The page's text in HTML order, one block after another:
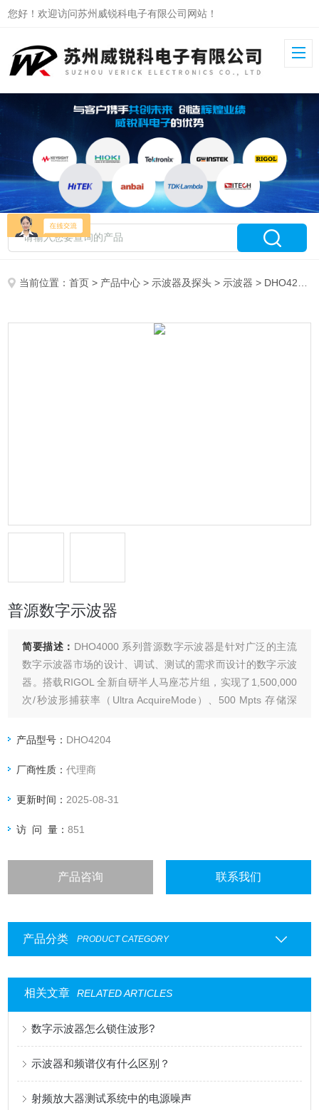
您好！欢迎访问苏州威锐科电子有限公司网站！
当前位置：首页 > 产品中心 > 示波器及探头 > 示波器 > DHO4204普源数字示波器
普源数字示波器
简要描述： DHO4000 系列普源数字示波器是针对广泛的主流
数字示波器市场的设计、调试、测试的需求而设计的数字示波
器。搭载RIGOL 全新自研半人马座芯片组，实现了1,500,000
次/秒波形捕获率（Ultra AcquireMode）、500 Mpts 存储深
满足更高精度的测量需求，为用户带来超凡的测试测量体验。
产品型号： DHO4204
厂商性质：代理商
更新时间： 2025-08-31
访 问 量：851
产品咨询 联系我们
产品分类 PRODUCT CATEGORY
相关文章 RELATED ARTICLES
数字示波器怎么锁住波形?
示波器和频谱仪有什么区别？
射频放大器测试系统中的电源噪声